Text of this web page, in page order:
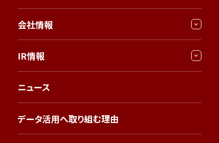
会社情報
IR情報
ニュース
データ活用へ取り組む理由